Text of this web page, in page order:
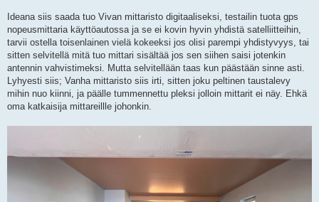
Ideana siis saada tuo Vivan mittaristo digitaaliseksi, testailin tuota gps
nopeusmittaria käyttöautossa ja se ei kovin hyvin yhdistä satelliitteihin,
tarvii ostella toisenlainen vielä kokeeksi jos olisi parempi yhdistyvyys, tai
sitten selvitellä mitä tuo mittari sisältää jos sen siihen saisi jotenkin
antennin vahvistimeksi. Mutta selvitellään taas kun päästään sinne asti.
Lyhyesti siis; Vanha mittaristo siis irti, sitten joku peltinen taustalevy
mihin nuo kiinni, ja päälle tummennettu pleksi jolloin mittarit ei näy. Ehkä
oma katkaisija mittareillle johonkin.